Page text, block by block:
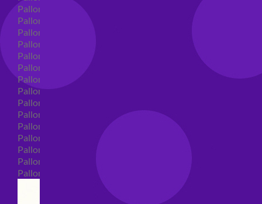
Palloncini primo compleanno shape
Palloncini Animali Shape
Palloncini Personaggi shape
Palloncini comunione shape
Palloncini Cresima shape
Palloncini laurea shape
Palloncini compleanno shape
Palloncini 18 anni shape
Palloncini 30 anni shape
Palloncini 40 anni shape
Palloncini 50 anni shape
Palloncini 60/70/80/90/100 anni shape
Palloncini Matrimonio shape
Palloncini Anniversario shape
Palloncini generici shape